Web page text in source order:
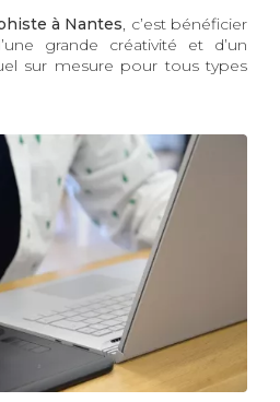
à Nantes, c’est bénéficier
grande créativité et d’un
sur mesure pour tous types